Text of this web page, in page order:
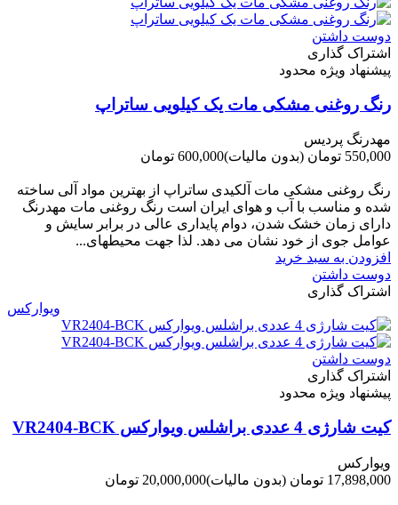
دوست داشتن
اشتراک گذاری
پیشنهاد ویژه محدود
رنگ روغنی مشکی مات یک کیلویی ساتراپ
مهدرنگ پردیس
550,000 تومان
(بدون مالیات)600,000 تومان
رنگ روغنی مشکی مات آلکیدی ساتراپ از بهترین مواد آلی ساخته
شده و مناسب با آب و هوای ایران است رنگ روغنی مات مهدرنگ
دارای زﻣﺎن ﺧﺸﮏ ﺷﺪن، دوام ﭘﺎﯾﺪاری عالی در ﺑﺮاﺑﺮ ﺳﺎﯾﺶ و
ﻋﻮاﻣﻞ ﺟﻮی از ﺧﻮد ﻧﺸﺎن ﻣﯽ دﻫﺪ. ﻟﺬا ﺟﻬﺖ ﻣﺤﯿﻄ‌‌ﻬﺎی...
افزودن به سبد خرید
دوست داشتن
اشتراک گذاری
ویوارکس
دوست داشتن
اشتراک گذاری
پیشنهاد ویژه محدود
کیت شارژی 4 عددی براشلس ویوارکس VR2404-BCK
ویوارکس
17,898,000 تومان
(بدون مالیات)20,000,000 تومان